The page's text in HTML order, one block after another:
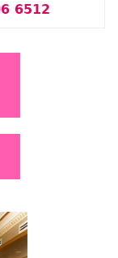
6512